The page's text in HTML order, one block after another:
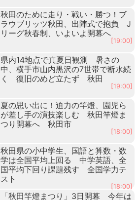
秋田のために走り・戦い・勝つ！ブ
ラウブリッツ秋田、出陣式で抱負 J
リーグ秋春制、いよいよ開幕へ
[19:00]
県内14地点で真夏日観測 暑さの
中、横手市山内黒沢の7世帯で断水続
く 復旧のめど立たず 秋田
[19:00]
夏の思い出に！迫力の竿燈、園児ら
が差し手の演技楽しむ 秋田竿燈ま
つり開幕へ 秋田市
[18:00]
秋田県の小中学生、国語と算数・数
学は全国平均上回る 中学英語、全
国平均下回り課題残す 全国学力テ
スト
[18:00]
「秋田竿燈まつり」3日開幕 今年は